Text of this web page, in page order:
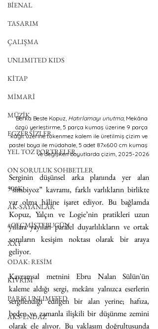
BİENAL
TASARIM
ÇALIŞMA
UNLIMITED KIDS
KİTAP
MİMARİ
MÜZİK
EGZERSİZLER
YEL TOZ PORTRELER
ON SORULUK SOHBETLER
500K
AK-SAYANLAR
#GEÇMİŞTEBUGÜN
XXY
ODAK: RESİM
KIVRIM
PARIS UNLIMITED
AKS-ENDAZ
Berka Beste Kopuz, Hatırlamayı unutma, Mekâna
özgü yerleştirme, 5 parça kumaş üzerine 9 parça
kâğıt üzerine tükenmez kalem ile üretilmiş çizim ve
pastel boya ile müdahale, 5 adet 87x600 cm kumaş
ve değişken boyutlarda çizim, 2025-2026
Serginin düşünsel arka planında yer alan
“simbiyoz” kavramı, farklı varlıkların birlikte
var olma hâline işaret ediyor. Bu bağlamda
Kopuz, Yalçın ve Logie’nin pratikleri uzun
yıllara yayılan paralel duyarlılıkların ve ortak
soruların kesişim noktası olarak bir araya
geliyor.
Kavramsal metnini Ebru Nalan Sülün'ün
kaleme aldığı sergi, mekânı yalnızca eserlerin
sergilendiği edilgen bir alan yerine; hafıza,
beden ve zamanla ilişkili bir düşünme zemini
olarak ele alıyor. Bu yaklaşım doğrultusunda